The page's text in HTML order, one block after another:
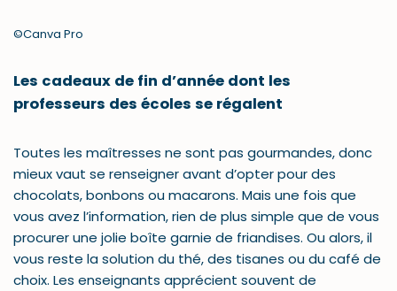
©Canva Pro
Les cadeaux de fin d’année dont les
professeurs des écoles se régalent
Toutes les maîtresses ne sont pas gourmandes, donc
mieux vaut se renseigner avant d’opter pour des
chocolats, bonbons ou macarons. Mais une fois que
vous avez l’information, rien de plus simple que de vous
procurer une jolie boîte garnie de friandises. Ou alors, il
vous reste la solution du thé, des tisanes ou du café de
choix. Les enseignants apprécient souvent de